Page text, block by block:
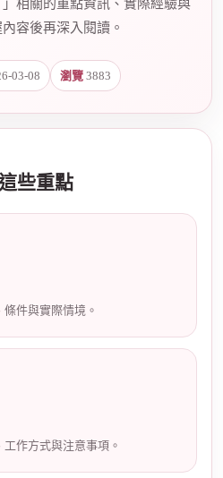
相關的重點資訊、實際經驗與
容後再深入閱讀。
03-08 瀏覽 3883
些重點
件與實際情境。
作方式與注意事項。